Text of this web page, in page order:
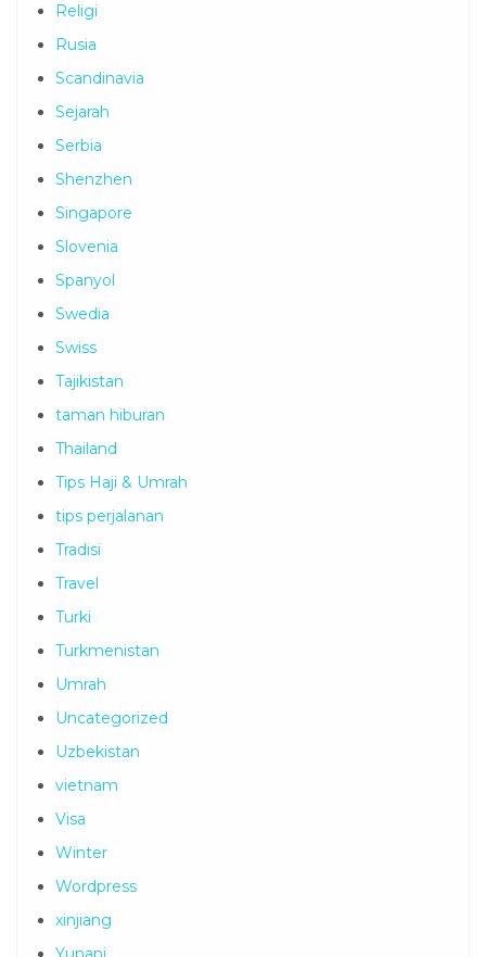
Religi
Rusia
Scandinavia
Sejarah
Serbia
Shenzhen
Singapore
Slovenia
Spanyol
Swedia
Swiss
Tajikistan
taman hiburan
Thailand
Tips Haji & Umrah
tips perjalanan
Tradisi
Travel
Turki
Turkmenistan
Umrah
Uncategorized
Uzbekistan
vietnam
Visa
Winter
Wordpress
xinjiang